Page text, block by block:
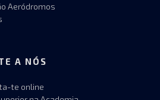
Aeródromos
A NÓS
te online